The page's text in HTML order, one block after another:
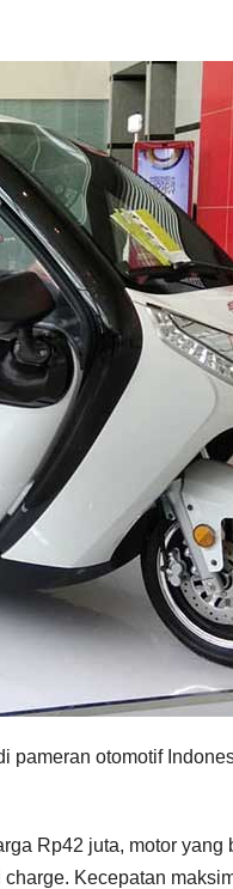
pameran otomotif
Rp42 juta, motor
Kecepatan